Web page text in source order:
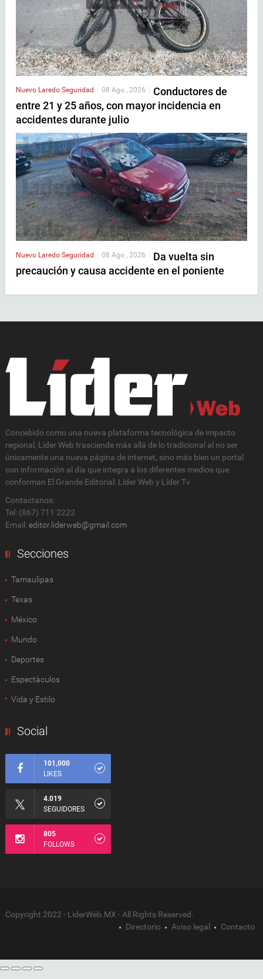
Nuevo Laredo Seguridad 08 Ago , 2026
Conductores de
entre 21 y 25 años, con mayor incidencia en
accidentes durante julio
Nuevo Laredo Seguridad | 08 Ago , 2026 | Da vuelta sin
precaución y causa accidente en el poniente
Concebido como una nueva plataforma tecnológica de impacto
regional, Lider Web trasciende más allá de lo tradicional al no ser
únicamente una nueva página de internet, sino más bien un portal
con información al día que integra a los diferentes medios que
conforman El Grande Editorial: Líder Web y Líder Tv
Contactanos:
Tel: (867) 711 2222
Email: editor.liderweb@gmail.com
Secciones
Tamaulipas
Texas
México
Mundo
Deportes
Espectàculos
Vida y Estilo
Social
101,000
LIKES
4.019
SEGUIDORES
805
FOLLOWS
Copyright 2022 - LiderWeb.MX - All Rights Reserved.
Directorio
Aviso legal Contacto